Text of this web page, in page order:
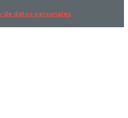
de datos personales